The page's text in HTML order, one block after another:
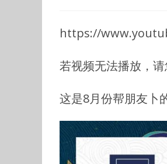
https://
若视频无法播放，
这是8月份帮朋友卜